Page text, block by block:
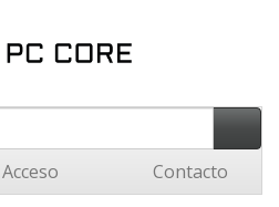
Acceso Contacto